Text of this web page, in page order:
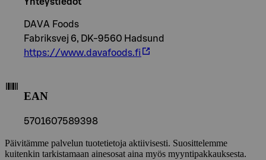
DAVA Foods
Fabriksvej 6, DK-9560 Hadsund
https://www.davafoods.fi
EAN
5701607589398
Päivitämme palvelun tuotetietoja aktiivisesti. Suosittelemme
kuitenkin tarkistamaan ainesosat aina myös myyntipakkauksesta.